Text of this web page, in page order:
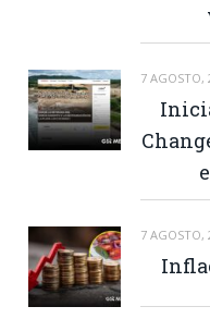
7 AGOSTO,
7 AGOSTO,